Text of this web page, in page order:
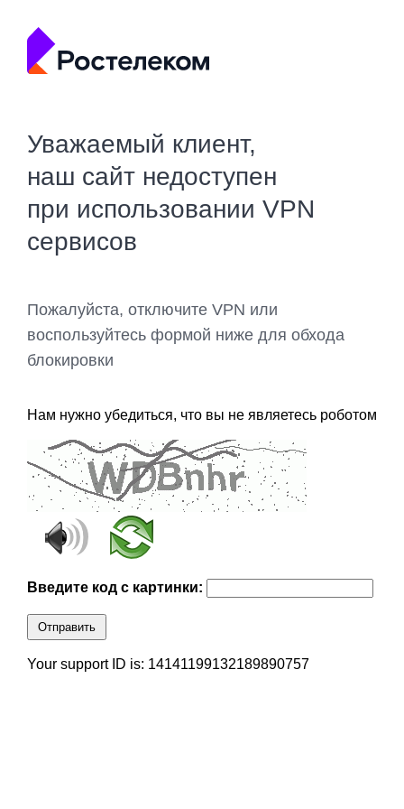
Уважаемый клиент,
наш сайт недоступен
при использовании VPN
сервисов
Пожалуйста, отключите VPN или
воспользуйтесь формой ниже для обхода
блокировки
Нам нужно убедиться, что вы не являетесь роботом
Введите код с картинки:
Отправить
Your support ID is: 14141199132189890757